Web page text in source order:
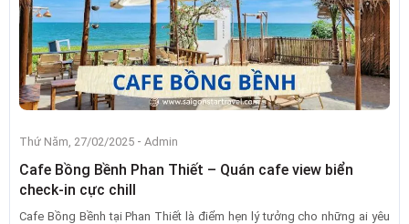
Thứ Năm, 27/02/2025 - Admin
Cafe Bồng Bềnh Phan Thiết – Quán cafe view biển
check-in cực chill
Cafe Bồng Bềnh tại Phan Thiết là điểm hẹn lý tưởng cho những ai yêu